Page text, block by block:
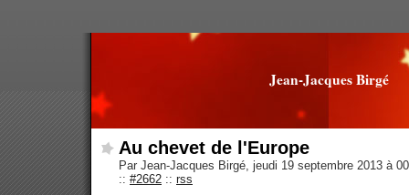
Jean-Jacques Birgé
Au chevet de l'Europe
Par Jean-Jacques Birgé, jeudi 19 septembre 2013 à
:: #2662 :: rss